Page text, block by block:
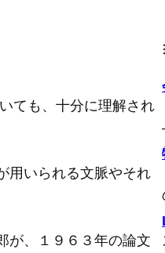
ても、十分に理解され
用いられる文脈やそれ
が、１９６３年の論文